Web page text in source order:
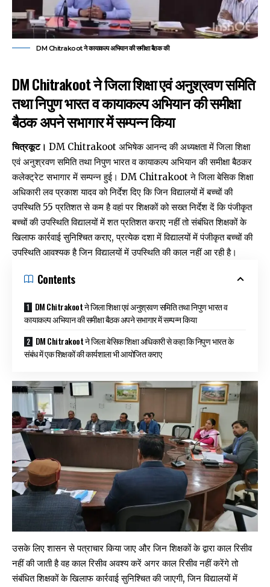
DM Chitrakoot ने कायाकल्प अभियान की समीक्षा बैठक की
DM Chitrakoot ने जिला शिक्षा एवं अनुश्रवण समिति
तथा निपुण भारत व कायाकल्प अभियान की समीक्षा
बैठक अपने सभागार में सम्पन्न किया
चित्रकूट। DM Chitrakoot अभिषेक आनन्द की अध्यक्षता में जिला शिक्षा
एवं अनुश्रवण समिति तथा निपुण भारत व कायाकल्प अभियान की समीक्षा बैठकर
कलेक्ट्रेट सभागार में सम्पन्न हुई। DM Chitrakoot ने जिला बेसिक शिक्षा
अधिकारी लव प्रकाश यादव को निर्देश दिए कि जिन विद्यालयों में बच्चों की
उपस्थिति 55 प्रतिशत से कम है वहां पर शिक्षकों को सख्त निर्देश दें कि पंजीकृत
बच्चों की उपस्थिति विद्यालयों में शत प्रतिशत कराए नहीं तो संबंधित शिक्षकों के
खिलाफ कार्रवाई सुनिश्चित कराए, प्रत्येक दशा में विद्यालयों में पंजीकृत बच्चों की
उपस्थिति आवश्यक है जिन विद्यालयों में उपस्थिति की काल नहीं आ रही है।
Contents
DM Chitrakoot ने जिला शिक्षा एवं अनुश्रवण समिति तथा निपुण भारत व
कायाकल्प अभियान की समीक्षा बैठक अपने सभागार में सम्पन्न किया
DM Chitrakoot ने जिला बेसिक शिक्षा अधिकारी से कहा कि निपुण भारत के
संबंध में एक शिक्षकों की कार्यशाला भी आयोजित कराए
उसके लिए शासन से पत्राचार किया जाए और जिन शिक्षकों के द्वारा काल रिसीव
नहीं की जाती है वह काल रिसीव अवश्य करें अगर काल रिसीव नहीं करेंगे तो
संबंधित शिक्षकों के खिलाफ कार्रवाई सुनिश्चित की जाएगी, जिन विद्यालयों में